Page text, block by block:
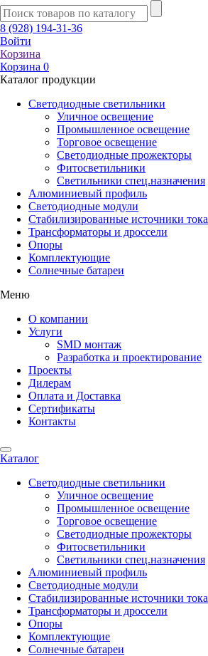
8 (928) 194-31-36
Войти
Корзина
Корзина 0
Каталог продукции
Светодиодные светильники
Уличное освещение
Промышленное освещение
Торговое освещение
Светодиодные прожекторы
Фитосветильники
Светильники спец.назначения
Алюминиевый профиль
Светодиодные модули
Стабилизированные источники тока
Трансформаторы и дроссели
Опоры
Комплектующие
Солнечные батареи
Меню
О компании
Услуги
SMD монтаж
Разработка и проектирование
Проекты
Дилерам
Оплата и Доставка
Сертификаты
Контакты
Каталог
Светодиодные светильники
Уличное освещение
Промышленное освещение
Торговое освещение
Светодиодные прожекторы
Фитосветильники
Светильники спец.назначения
Алюминиевый профиль
Светодиодные модули
Стабилизированные источники тока
Трансформаторы и дроссели
Опоры
Комплектующие
Солнечные батареи